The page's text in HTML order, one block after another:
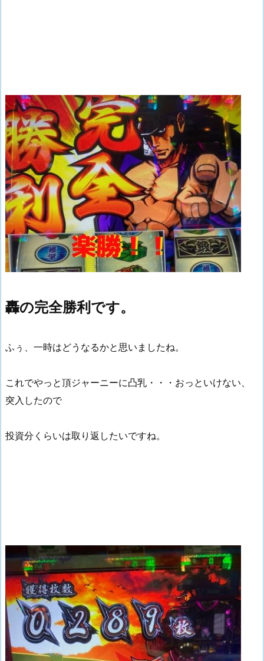
轟の完全勝利です。
ふぅ、一時はどうなるかと思いましたね。
これでやっと頂ジャーニーに凸乳・・・おっといけない、
突入したので
投資分くらいは取り返したいですね。